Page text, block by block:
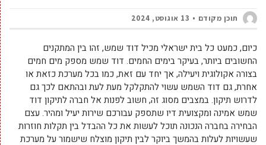
תוכן מקודם 13 אוגוסט, 2024
כיום, כמעט כל בית ישראלי מכיל דוד שמש, זהו בין המתקנים
החשובים ביותר, בעיקר בימים החמים. דוד שמש מספק מים חמים
בצורה אקולוגית ויעילה, אך יחד עם זאת, כמו בכל מערכת כזאת או
אחרת, גם דוד השמש עשוי להתקלקל מעת לעת ובהתאם לכך גם
לדרוש תיקון. במצבים מסוג זה, חשוב לפנות אל חברה לתיקון דוד
שמש אמינה ומקצועית דיו שתספק עבורכם שירות יעיל ומהיר. עצם
הבחירה בחברה הנכונה תוכל לעשות את כל ההבדל בין תקלות חוזרות
שעשויות לעלות בהמשך ביוקר לבין תיקון מוצלח שישמור על מערכת